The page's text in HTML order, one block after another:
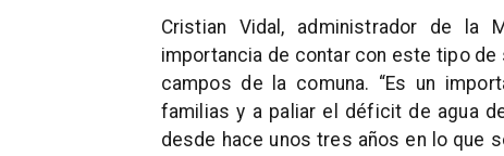
Cristian Vidal, administrador de la
importancia de contar con este tipo
campos de la comuna. “Es un
familias y a paliar el déficit de agua
desde hace unos tres años en lo que